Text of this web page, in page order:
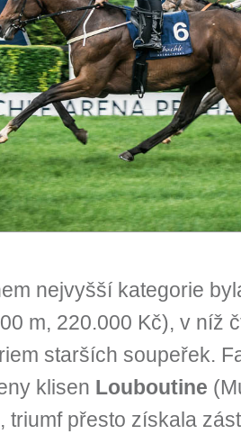
nejvyšší kategorie
m, 220.000 Kč), v níž
starších soupeřek.
klisen Louboutine
triumf přesto získala